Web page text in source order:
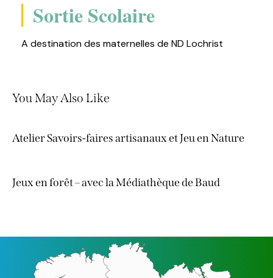
Sortie Scolaire
A destination des maternelles de ND Lochrist
You May Also Like
Atelier Savoirs-faires artisanaux et Jeu en Nature
Jeux en forêt – avec la Médiathèque de Baud